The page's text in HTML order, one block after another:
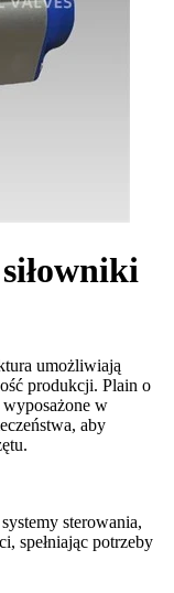
umożliwiają
produkcji. Plain o
wyposażone w
aby
sterowania,
spełniając potrzeby